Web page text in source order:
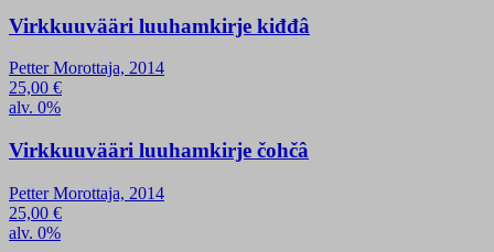
Virkkuuvääri luuhamkirje kiđđâ
Petter Morottaja, 2014
25,00 €
alv. 0%
Virkkuuvääri luuhamkirje čohčâ
Petter Morottaja, 2014
25,00 €
alv. 0%